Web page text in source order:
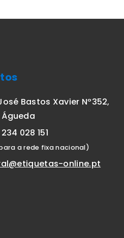
Bastos Xavier Nº352,
028 151
a rede fixa nacional)
online.pt